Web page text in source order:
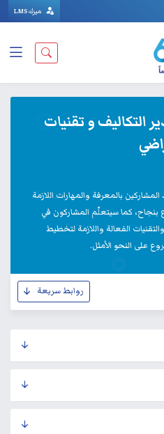
ميرك LMS
التكاليف و تقنيات
بالمعرفة والمهارات اللازمة
بنجاح، كما سيتعلّم المشاركون في
الفعالة واللازمة لتخطيط
على النحو الأمثل.
روابط سريعة